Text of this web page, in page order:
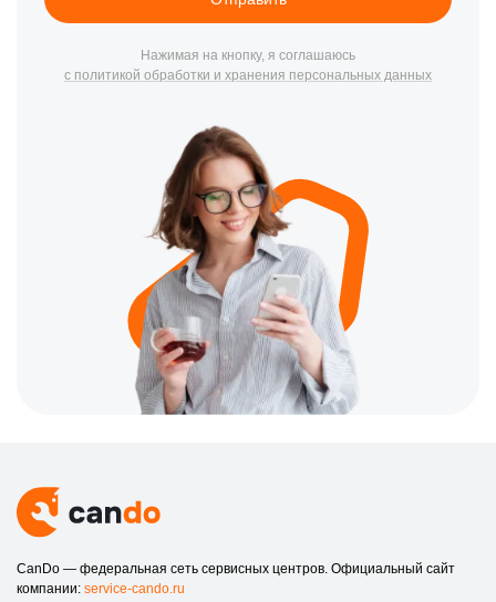
Если ваш проектор Acer столкнулся с трудностями или требует
нам. Мы готовы помочь! Свяжитесь с нами по номеру +7 (800)
301-33-69 или посетите нас по адресу Луганская улица, 53/2.
В Кирове множество сервисных центров предлагают услуги по
ремонту проекторов, однако наша команда гордится своим
опытом, профессионализмом и качеством предоставляемых
услуг. Благодаря современному оборудованию и
высококвалифицированным специалистам, мы гарантируем
Не позволяйте временным неисправностям мешать вашим
презентациям или просмотрам фильмов. Доверьте ремонт
вашего проектора настоящим профессионалам!
Нажимая на кнопку, я соглашаюсь
с политикой обработки и хранения персональных данных
CanDo — федеральная сеть сервисных центров. Официальный сайт
компании: service-cando.ru